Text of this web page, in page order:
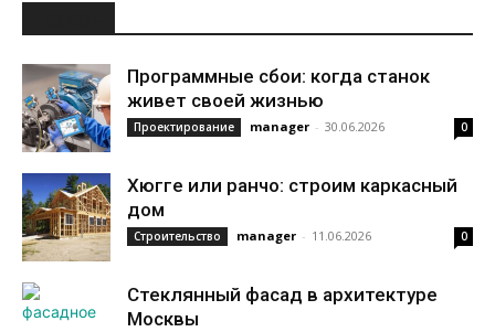
Программные сбои: когда станок
живет своей жизнью
Проектирование manager - 30.06.2026 0
Хюгге или ранчо: строим каркасный
дом
Строительство manager - 11.06.2026 0
Стеклянный фасад в архитектуре
Москвы